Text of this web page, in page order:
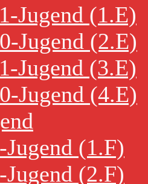
Jugend (1.E)
Jugend (2.E)
Jugend (3.E)
Jugend (4.E)
(1.F)
(2.F)